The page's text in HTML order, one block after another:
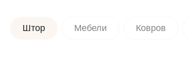
Штор Мебели Ковров